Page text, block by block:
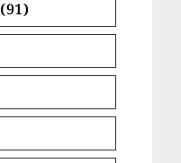
(91)